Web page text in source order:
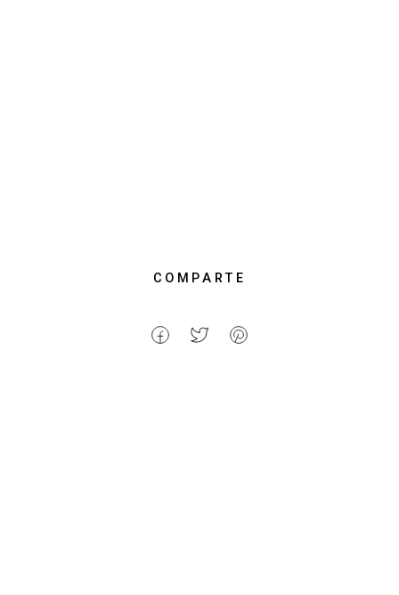
COMPARTE